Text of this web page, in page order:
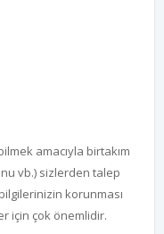
amacıyla birtakım
vb.) sizlerden talep
korunması
için çok önemlidir.